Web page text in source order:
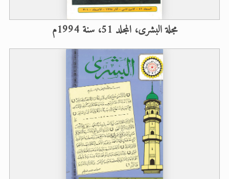
مجلة البشرى، المجلد 51، سنة 1994م